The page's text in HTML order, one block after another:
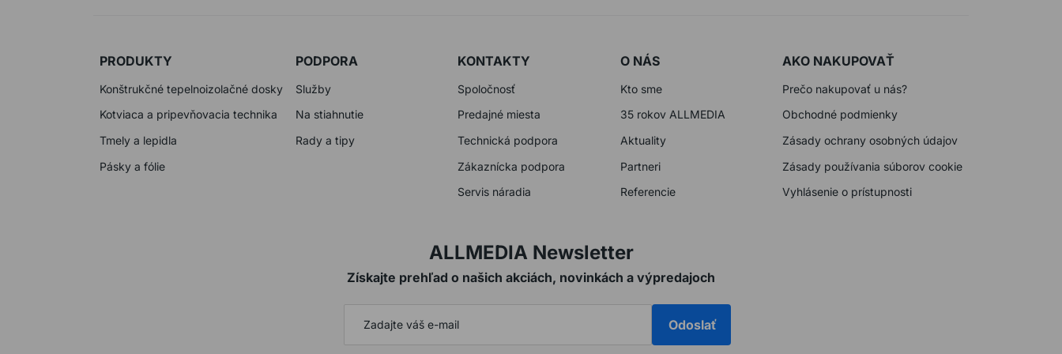
PRODUKTY
Konštrukčné tepelnoizolačné dosky
Kotviaca a pripevňovacia technika
Tmely a lepidla
Pásky a fólie
PODPORA
Služby
Na stiahnutie
Rady a tipy
KONTAKTY
Spoločnosť
Predajné miesta
Technická podpora
Zákaznícka podpora
Servis náradia
O NÁS
Kto sme
35 rokov ALLMEDIA
Aktuality
Partneri
Referencie
AKO NAKUPOVAŤ
Prečo nakupovať u nás?
Obchodné podmienky
Zásady ochrany osobných údajov
Zásady používania súborov cookie
Vyhlásenie o prístupnosti
ALLMEDIA Newsletter
Získajte prehľad o našich akciách, novinkách a výpredajoch
Odoslať